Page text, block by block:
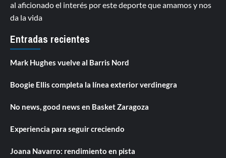
al aficionado el interés por este deporte que amamos y nos
da la vida
Entradas recientes
Mark Hughes vuelve al Barris Nord
Boogie Ellis completa la línea exterior verdinegra
No news, good news en Basket Zaragoza
Experiencia para seguir creciendo
Joana Navarro: rendimiento en pista